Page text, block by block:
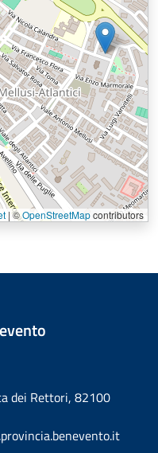
|©OpenStreetMapcontributors
dei Rettori, 82100